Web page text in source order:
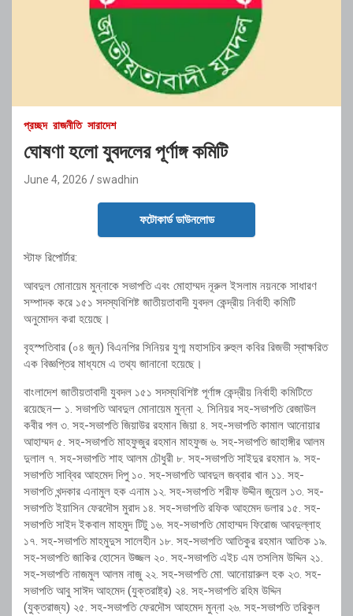
প্রচ্ছদ রাজনীতি সারাদেশ
ঘোষণা হলো যুবদলের পূর্ণাঙ্গ কমিটি
June 4, 2026 swadhin
ফটোকার্ড ডাউনলোড
স্টাফ রিপোর্টার:
আবদুল মোনায়েম মুন্নাকে সভাপতি এবং মোহাম্মদ নূরুল ইসলাম নয়নকে সাধারণ
সম্পাদক করে ১৫১ সদস্যবিশিষ্ট জাতীয়তাবাদী যুবদল কেন্দ্রীয় নির্বাহী কমিটি
অনুমোদন করা হয়েছে।
বৃহস্পতিবার (০৪ জুন) বিএনপির সিনিয়র যুগ্ম মহাসচিব রুহুল কবির রিজভী স্বাক্ষরিত
এক বিজ্ঞপ্তির মাধ্যমে এ তথ্য জানানো হয়েছে।
বাংলাদেশ জাতীয়তাবাদী যুবদল ১৫১ সদস্যবিশিষ্ট পূর্ণাঙ্গ কেন্দ্রীয় নির্বাহী কমিটিতে
রয়েছেন— ১. সভাপতি আবদুল মোনায়েম মুন্না ২. সিনিয়র সহ-সভাপতি রেজাউল
কবীর পল ৩. সহ-সভাপতি জিয়াউর রহমান জিয়া ৪. সহ-সভাপতি কামাল আনোয়ার
আহাম্মদ ৫. সহ-সভাপতি মাহফুজুর রহমান মাহফুজ ৬. সহ-সভাপতি জাহাঙ্গীর আলম
দুলাল ৭. সহ-সভাপতি শাহ আলম চৌধুরী ৮. সহ-সভাপতি সাইদুর রহমান ৯. সহ-
সভাপতি সাব্বির আহমেদ দিপু ১০. সহ-সভাপতি আবদুল জব্বার খান ১১. সহ-
সভাপতি খন্দকার এনামুল হক এনাম ১২. সহ-সভাপতি শরীফ উদ্দীন জুয়েল ১৩. সহ-
সভাপতি ইয়াসিন ফেরদৌস মুরাদ ১৪. সহ-সভাপতি রফিক আহমেদ ডলার ১৫. সহ-
সভাপতি সাইদ ইকবাল মাহমুদ টিটু ১৬. সহ-সভাপতি মোহাম্মদ ফিরোজ আবদুল্লাহ
১৭. সহ-সভাপতি মাহমুদুস সালেহীন ১৮. সহ-সভাপতি আতিকুর রহমান আতিক ১৯.
সহ-সভাপতি জাকির হোসেন উজ্জল ২০. সহ-সভাপতি এইচ এম তসলিম উদ্দিন ২১.
সহ-সভাপতি নাজমুল আলম নাজু ২২. সহ-সভাপতি মো. আনোয়ারুল হক ২৩. সহ-
সভাপতি আবু সাঈদ আহমেদ (যুক্তরাষ্ট্র) ২৪. সহ-সভাপতি রহিম উদ্দিন
(যুক্তরাজ্য) ২৫. সহ-সভাপতি ফেরদৌস আহমেদ মুন্না ২৬. সহ-সভাপতি তরিকুল